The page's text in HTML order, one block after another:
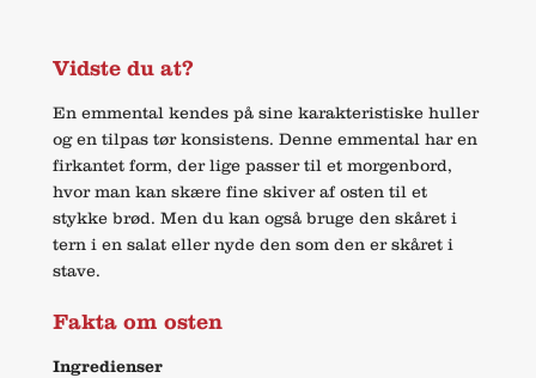
Vidste du at?
En emmental kendes på sine karakteristiske huller
og en tilpas tør konsistens. Denne emmental har en
firkantet form, der lige passer til et morgenbord,
hvor man kan skære fine skiver af osten til et
stykke brød. Men du kan også bruge den skåret i
tern i en salat eller nyde den som den er skåret i
stave.
Fakta om osten
Ingredienser